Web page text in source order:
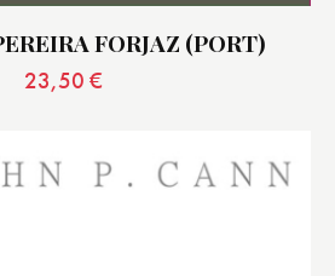
FORJAZ (PORT)
23,50 €